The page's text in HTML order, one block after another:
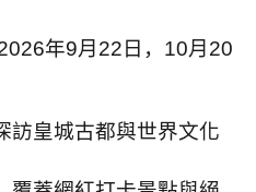
年9月 22 日，10月20
訪皇城古都與世界文化